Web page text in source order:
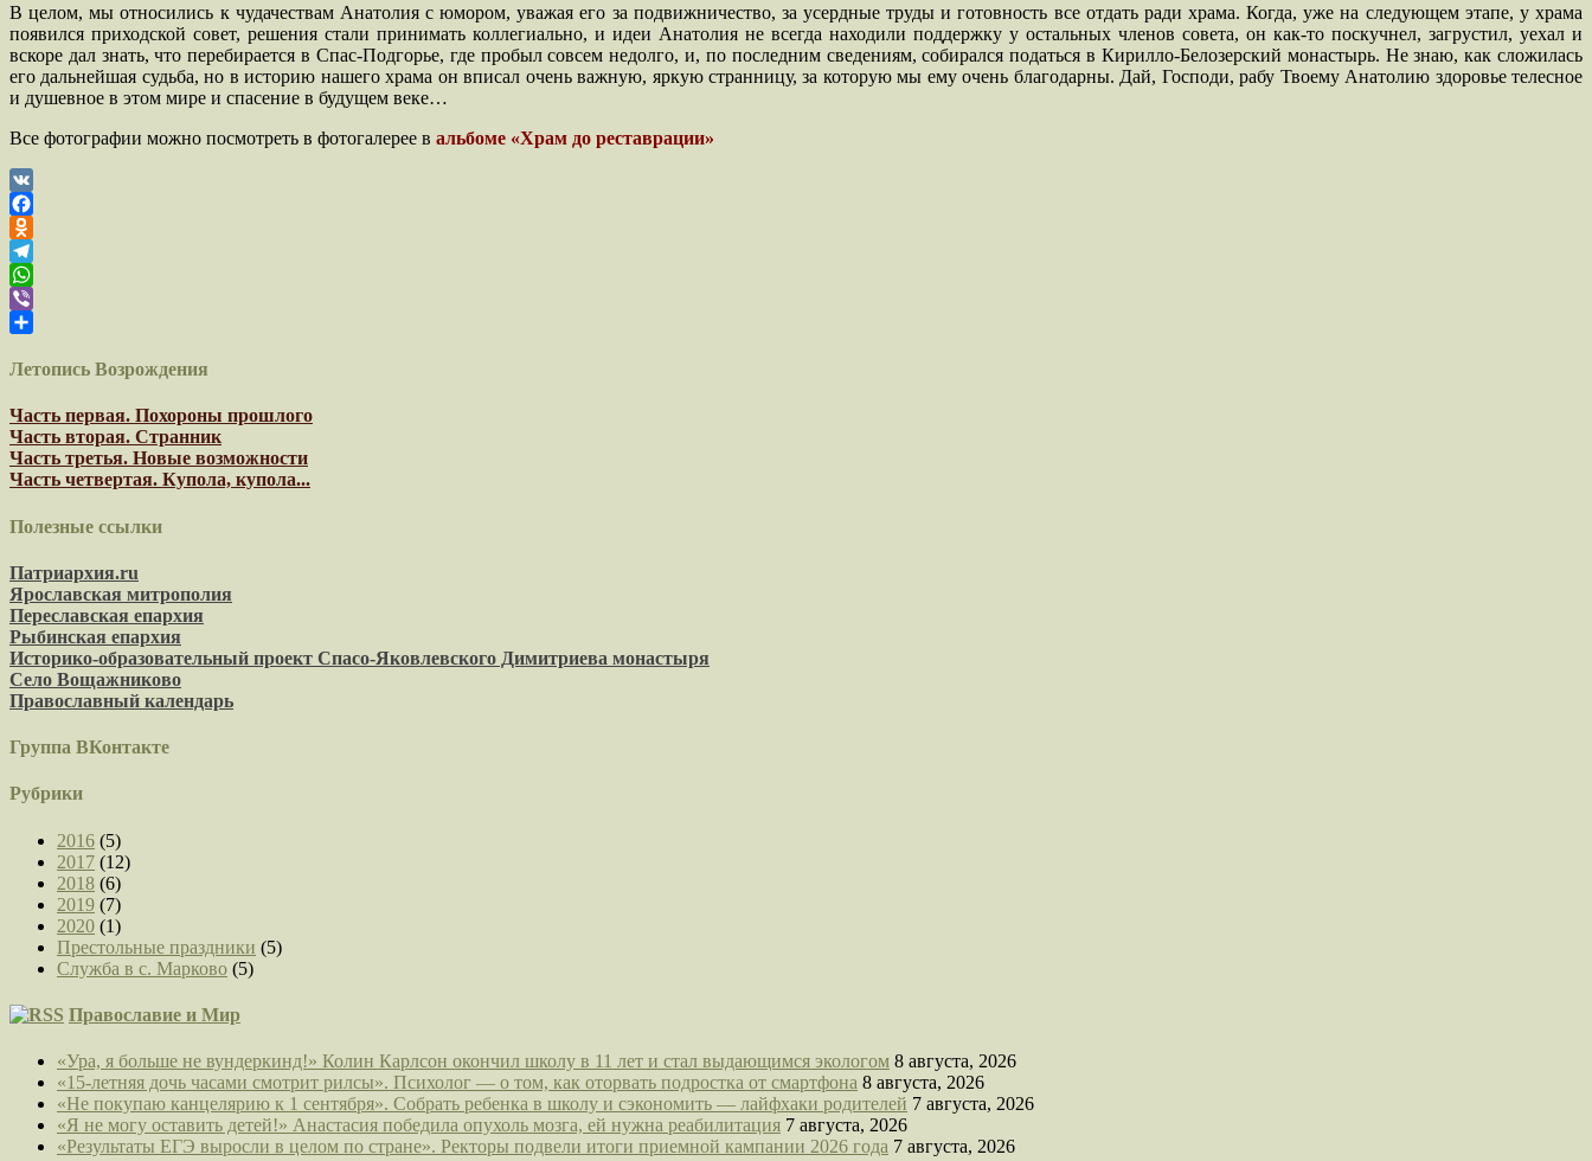
В целом, мы относились к чудачествам Анатолия с юмором, уважая его за подвижничество, за усердные труды и готовность все отдать ради храма. Когда, уже на следующем этапе, у храма
появился приходской совет, решения стали принимать коллегиально, и идеи Анатолия не всегда находили поддержку у остальных членов совета, он как-то поскучнел, загрустил, уехал и
вскоре дал знать, что перебирается в Спас-Подгорье, где пробыл совсем недолго, и, по последним сведениям, собирался податься в Кирилло-Белозерский монастырь. Не знаю, как сложилась
его дальнейшая судьба, но в историю нашего храма он вписал очень важную, яркую странницу, за которую мы ему очень благодарны. Дай, Господи, рабу Твоему Анатолию здоровье телесное
и душевное в этом мире и спасение в будущем веке…
Все фотографии можно посмотреть в фотогалерее в альбоме «Храм до реставрации»
VK
Facebook
Odnoklassniki
Telegram
WhatsApp
Viber
Летопись Возрождения
Часть первая. Похороны прошлого
Часть вторая. Странник
Часть третья. Новые возможности
Часть четвертая. Купола, купола...
Полезные ссылки
Патриархия.ru
Ярославская митрополия
Переславская епархия
Рыбинская епархия
Историко-образовательный проект Спасо-Яковлевского Димитриева монастыря
Село Вощажниково
Православный календарь
Группа ВКонтакте
Рубрики
2016 (5)
2017 (12)
2018 (6)
2019 (7)
2020 (1)
Престольные праздники (5)
Служба в с. Марково (5)
Православие и Мир
«Ура, я больше не вундеркинд!» Колин Карлсон окончил школу в 11 лет и стал выдающимся экологом 8 августа, 2026
«15-летняя дочь часами смотрит рилсы». Психолог — о том, как оторвать подростка от смартфона 8 августа, 2026
«Не покупаю канцелярию к 1 сентября». Собрать ребенка в школу и сэкономить — лайфхаки родителей 7 августа, 2026
«Я не могу оставить детей!» Анастасия победила опухоль мозга, ей нужна реабилитация 7 августа, 2026
«Результаты ЕГЭ выросли в целом по стране». Ректоры подвели итоги приемной кампании 2026 года 7 августа, 2026